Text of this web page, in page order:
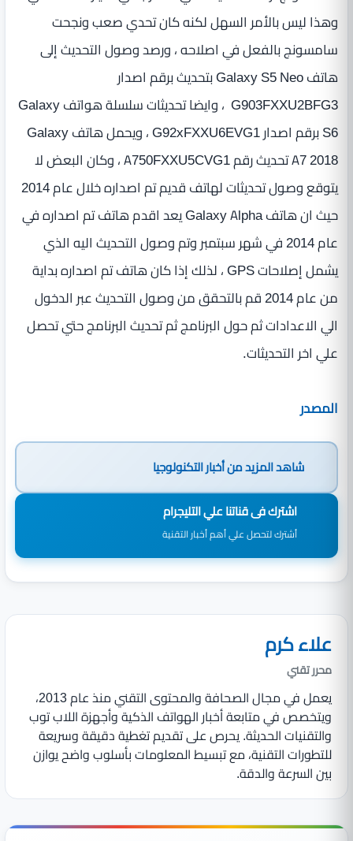
وهذا ليس بالأمر السهل لكنه كان تحدي صعب ونجحت
سامسونج بالفعل في اصلاحه ، ورصد وصول التحديث إلى
هاتف Galaxy S5 Neo بتحديث برقم اصدار
G903FXXU2BFG3 ، وايضا تحديثات سلسلة هواتف Galaxy
S6 برقم اصدار G92xFXXU6EVG1 ، ويحمل هاتف Galaxy
A7 2018 تحديث رقم A750FXXU5CVG1 ، وكان البعض لا
يتوقع وصول تحديثات لهاتف قديم تم اصداره خلال عام 2014
حيث ان هاتف Galaxy Alpha يعد اقدم هاتف تم اصداره في
عام 2014 في شهر سبتمبر وتم وصول التحديث اليه الذي
يشمل إصلاحات GPS ، لذلك إذا كان هاتف تم اصداره بداية
من عام 2014 قم بالتحقق من وصول التحديث عبر الدخول
الي الاعدادات ثم حول البرنامج ثم تحديث البرنامج حتي تحصل
علي اخر التحديثات.
المصدر
شاهد المزيد منأخبار التكنولوجيا
اشترك فى قناتنا علي التليجرام
أشترك لتحصل علي أهم أخبار التقنية
علاء كرم
محرر تقني
يعمل في مجال الصحافة والمحتوى التقني منذ عام 2013،
ويتخصص في متابعة أخبار الهواتف الذكية وأجهزة اللاب توب
والتقنيات الحديثة. يحرص على تقديم تغطية دقيقة وسريعة
للتطورات التقنية، مع تبسيط المعلومات بأسلوب واضح يوازن
بين السرعة والدقة.